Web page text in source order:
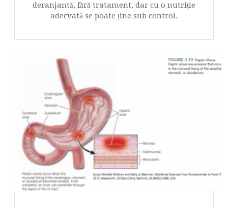
deranjantă, fără tratament, dar cu o nutriție
adecvată se poate ține sub control.